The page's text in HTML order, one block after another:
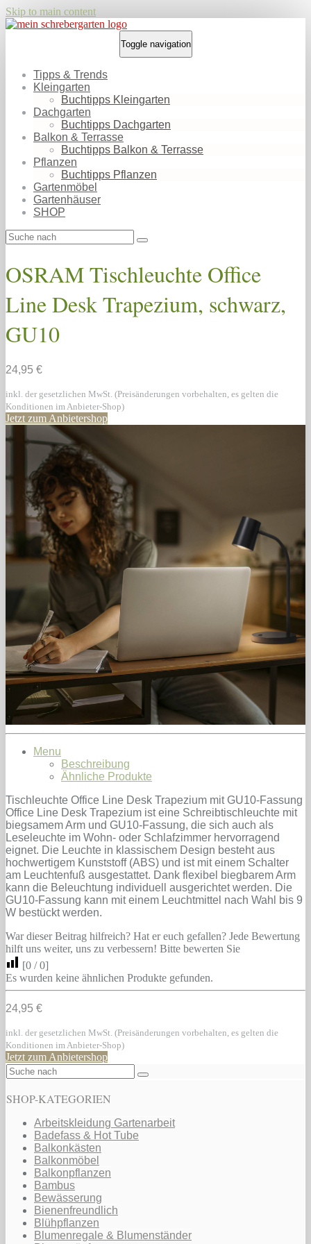
Skip to main content
Toggle navigation
Tipps & Trends
Kleingarten
Buchtipps Kleingarten
Dachgarten
Buchtipps Dachgarten
Balkon & Terrasse
Buchtipps Balkon & Terrasse
Pflanzen
Buchtipps Pflanzen
Gartenmöbel
Gartenhäuser
SHOP
OSRAM Tischleuchte Office
Line Desk Trapezium, schwarz,
GU10
24,95 €
inkl. der gesetzlichen MwSt. (Preisänderungen vorbehalten, es gelten die
Konditionen im Anbieter-Shop)
Jetzt zum Anbietershop
Menu
Beschreibung
Ähnliche Produkte
Tischleuchte Office Line Desk Trapezium mit GU10-Fassung
Office Line Desk Trapezium ist eine Schreibtischleuchte mit
biegsamem Arm und GU10-Fassung, die sich auch als
Leseleuchte im Wohn- oder Schlafzimmer hervorragend
eignet. Die Leuchte in klassischem Design besteht aus
hochwertigem Kunststoff (ABS) und ist mit einem Schalter
am Leuchtenfuß ausgestattet. Dank flexibel biegbarem Arm
kann die Beleuchtung individuell ausgerichtet werden. Die
GU10-Fassung kann mit einem Leuchtmittel nach Wahl bis 9
W bestückt werden.
War dieser Beitrag hilfreich? Hat er euch gefallen? Jede Bewertung
hilft uns weiter, uns zu verbessern! Bitte bewerten Sie
[0 /0]
Es wurden keine ähnlichen Produkte gefunden.
24,95 €
inkl. der gesetzlichen MwSt. (Preisänderungen vorbehalten, es gelten die
Konditionen im Anbieter-Shop)
Jetzt zum Anbietershop
SHOP-KATEGORIEN
Arbeitskleidung Gartenarbeit
Badefass & Hot Tube
Balkonkästen
Balkonmöbel
Balkonpflanzen
Bambus
Bewässerung
Bienenfreundlich
Blühpflanzen
Blumenregale & Blumenständer